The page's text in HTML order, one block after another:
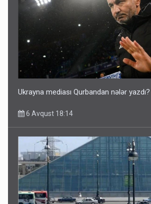
Ukrayna mediası Qurbandan nələr yazdı?
6 Avqust 18:14